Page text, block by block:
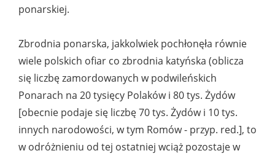
ponarskiej.
Zbrodnia ponarska, jakkolwiek pochłonęła równie
wiele polskich ofiar co zbrodnia katyńska (oblicza
się liczbę zamordowanych w podwileńskich
Ponarach na 20 tysięcy Polaków i 80 tys. Żydów
[obecnie podaje się liczbę 70 tys. Żydów i 10 tys.
innych narodowości, w tym Romów - przyp. red.], to
w odróżnieniu od tej ostatniej wciąż pozostaje w